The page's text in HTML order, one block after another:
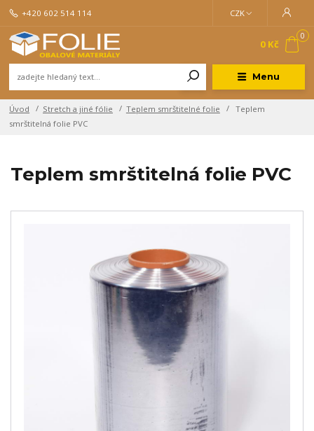
Menu
CZK
+420 602 514 114
0
0 Kč
Úvod Stretch a jiné fólie Teplem smrštitelné folie
Teplem
smrštitelná folie PVC
Teplem smrštitelná folie PVC